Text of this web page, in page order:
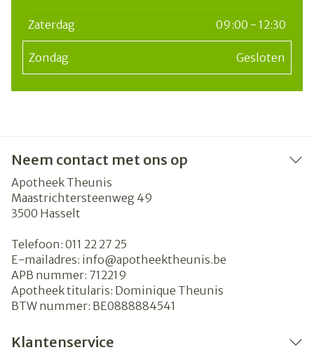
Zaterdag 09:00 - 12:30
Zondag Gesloten
Neem contact met ons op
Apotheek Theunis
Maastrichtersteenweg 49
3500 Hasselt
Telefoon: 011 22 27 25
E-mailadres: info@apotheektheunis.be
APB nummer: 712219
Apotheek titularis: Dominique Theunis
BTW nummer: BE0888884541
Klantenservice